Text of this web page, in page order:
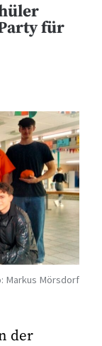
für
Markus Mörsdorf
der